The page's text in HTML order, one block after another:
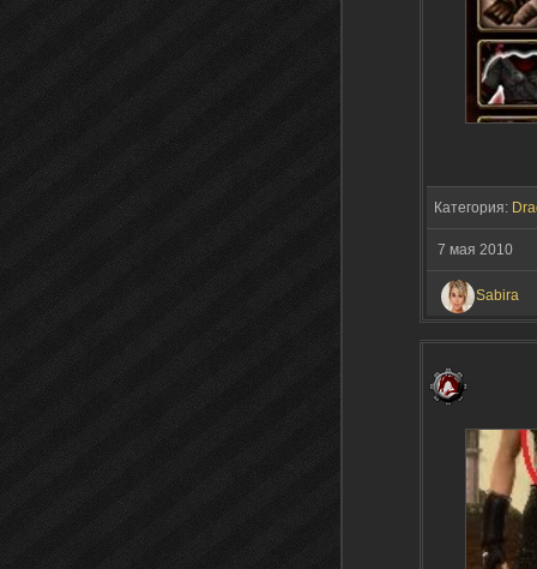
Категория:
7 мая 2010
Sabira